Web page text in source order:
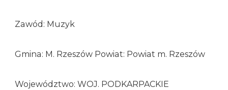
Zawód: Muzyk
Gmina: M. Rzeszów Powiat: Powiat m. Rzeszów
Województwo: WOJ. PODKARPACKIE